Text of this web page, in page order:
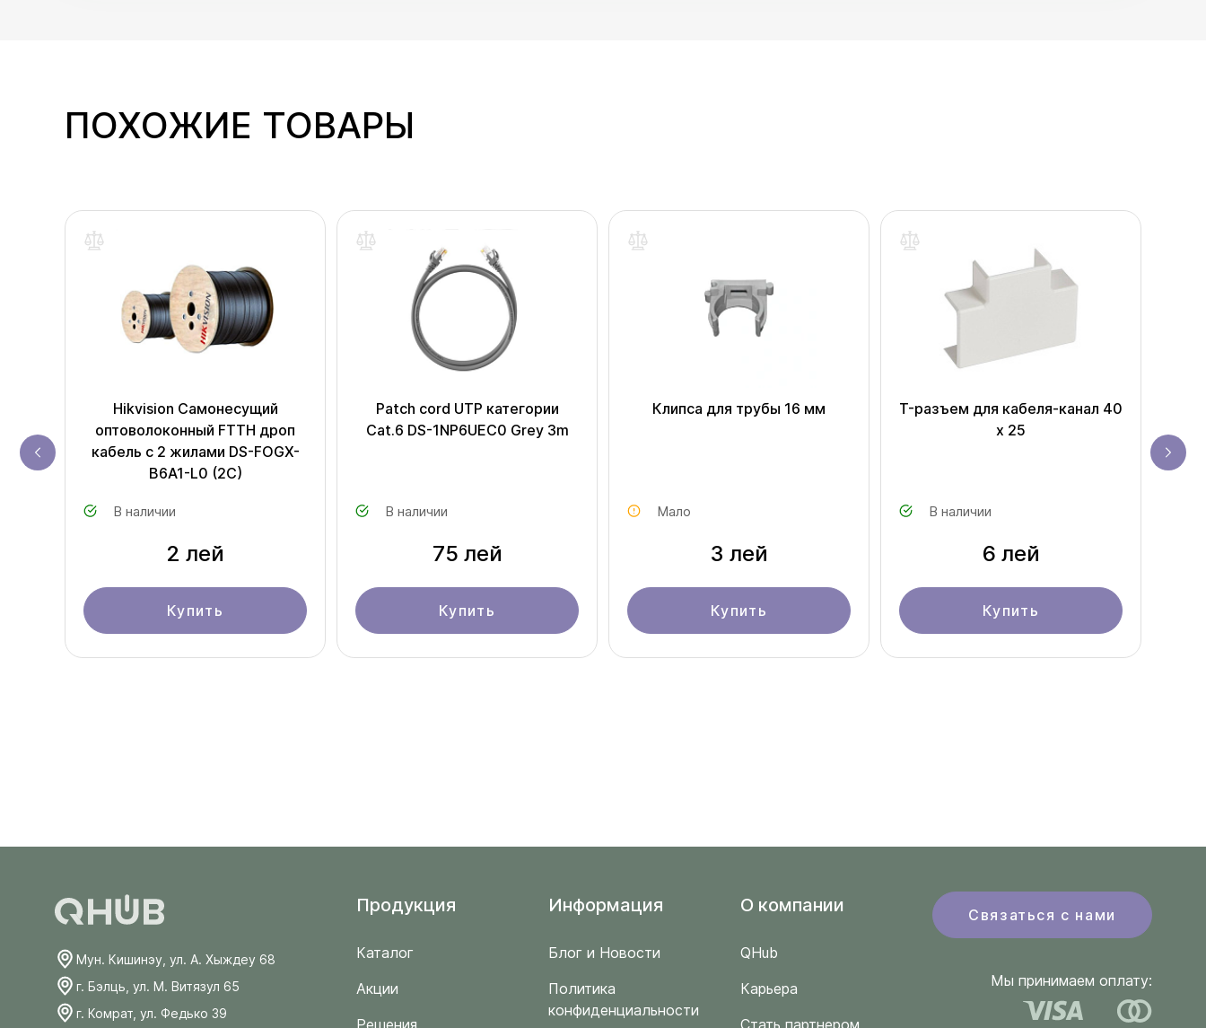
ПОХОЖИЕ ТОВАРЫ
Hikvision Самонесущий
оптоволоконный FTTH дроп
кабель с 2 жилами DS-FOGX-
B6A1-L0 (2C)
В наличии
2 лей
Купить
Patch cord UTP категории
Cat.6 DS-1NP6UEC0 Grey 3m
В наличии
75 лей
Купить
Клипса для трубы 16 мм
Мало
3 лей
Купить
T-разъем для кабеля-канал 40
x 25
В наличии
6 лей
Купить
Мун. Кишинэу, ул. А. Хыждеу 68
г. Бэлць, ул. М. Витязул 65
г. Комрат, ул. Федько 39
Продукция
Каталог
Акции
Решения
Информация
Блог и Новости
Политика
конфиденциальности
O компании
QHub
Карьера
Стать партнером
Связаться с нами
Мы принимаем оплату: